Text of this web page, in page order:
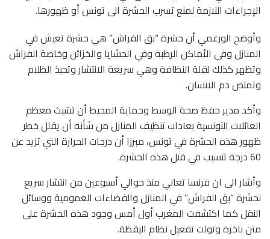
الإجراءات اللازمة لمنع تسرب الحشرة الى تونس أو ظهورها.
وأوضح الورغمي أن حشرة “بق الفراش” هي حشرة تعيش في
المنازل وفي الأماكن الرطبة وفي الحشايا والخزائن وخاصة الفراش
وتظهر كذلك لقلة النظافة وهي سريعة الانتشار وتحبذ الظلام
وتمتص دم الانسان.
وأكد مدير حفظ صحة الوسط وحماية المحيط أن تشبث معظم
العائلات التونسية بعادات تنظيف المنازل من شأنه أن يقلل خطر
ظهور هذه الحشرة في تونس، مبرزا أن درجات الحرارة التي تزيد عن
60 درجة تتسبب في قتل هذه الحشرة.
وأشار الى ان فرنسا تعاني منذ حوالي أسبوعين من انتشار سريع
لحشرة “بق الفراش” في المنازل والفضاءات العمومية ووسائل
النقل كما اكتشفت المغرب أول أمس وجود هذه الحشرة على
متن باخرة وتولت تفعيل نظام اليقظة.